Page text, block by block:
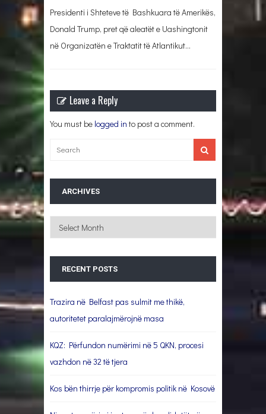
Presidenti i Shteteve të Bashkuara të Amerikës,
Donald Trump, pret që aleatët e Uashingtonit
në Organizatën e Traktatit të Atlantikut…
Leave a Reply
You must be logged in to post a comment.
ARCHIVES
Archives
RECENT POSTS
Trazira në Belfast pas sulmit me thikë,
autoritetet paralajmërojnë masa
KQZ: Përfundon numërimi në 5 QKN, procesi
vazhdon në 32 të tjera
Kos bën thirrje për kompromis politik në Kosovë